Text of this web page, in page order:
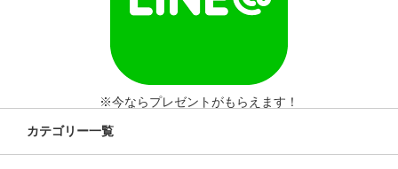
※今ならプレゼントがもらえます！
カテゴリー一覧